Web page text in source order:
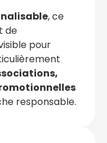
, ce
de
pour
responsable.